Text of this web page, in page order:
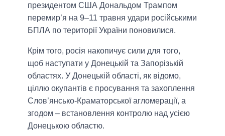
президентом США Дональдом Трампом
перемир’я на 9–11 травня удари російськими
БПЛА по території України поновилися.
Крім того, росія накопичує сили для того,
щоб наступати у Донецькій та Запорізькій
областях. У Донецькій області, як відомо,
ціллю окупантів є просування та захоплення
Слов’янсько-Краматорської агломерації, а
згодом – встановлення контролю над усією
Донецькою областю.